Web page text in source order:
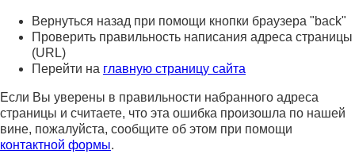
Вернуться назад при помощи кнопки браузера "back"
Проверить правильность написания адреса страницы
(URL)
Перейти на главную страницу сайта
Если Вы уверены в правильности набранного адреса
страницы и считаете, что эта ошибка произошла по нашей
вине, пожалуйста, сообщите об этом при помощи
контактной формы.